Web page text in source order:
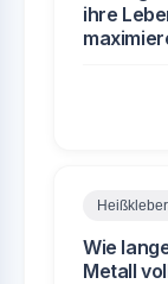
ihre
Heißkleber
Wie
Metall